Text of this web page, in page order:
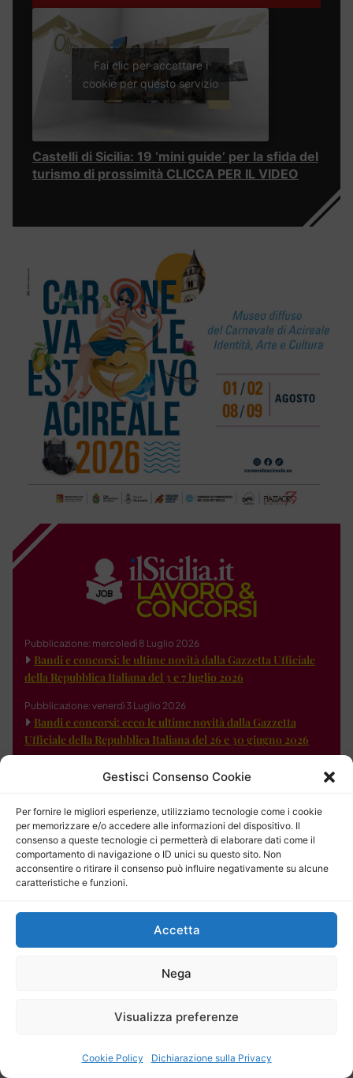
Gestisci Consenso Cookie
Per fornire le migliori esperienze, utilizziamo tecnologie come i cookie
per memorizzare e/o accedere alle informazioni del dispositivo. Il
consenso a queste tecnologie ci permetterà di elaborare dati come il
comportamento di navigazione o ID unici su questo sito. Non
acconsentire o ritirare il consenso può influire negativamente su alcune
caratteristiche e funzioni.
Accetta
Nega
Visualizza preferenze
Cookie Policy Dichiarazione sulla Privacy
Fai clic per accettare i
cookie per questo servizio
Castelli di Sicilia: 19 ‘mini guide’ per la sfida del
turismo di prossimità CLICCA PER IL VIDEO
Pubblicazione: mercoledì 8 Luglio 2026
Bandi e concorsi: le ultime novità dalla Gazzetta Ufficiale
della Repubblica Italiana del 3 e 7 luglio 2026
Pubblicazione: venerdì 3 Luglio 2026
Bandi e concorsi: ecco le ultime novità dalla Gazzetta
Ufficiale della Repubblica Italiana del 26 e 30 giugno 2026
Bandi e concorsi: le ultime novità dalla Gazzetta Ufficiale
Entra nell'Archivio Lavoro & Concorsi